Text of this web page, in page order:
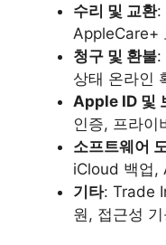
수리 및 교환:
AppleCare+
청구 및 환불:
상태 온라인
Apple ID 및
인증, 프라이
소프트웨어
iCloud 백업,
기타: Trade
원, 접근성 기